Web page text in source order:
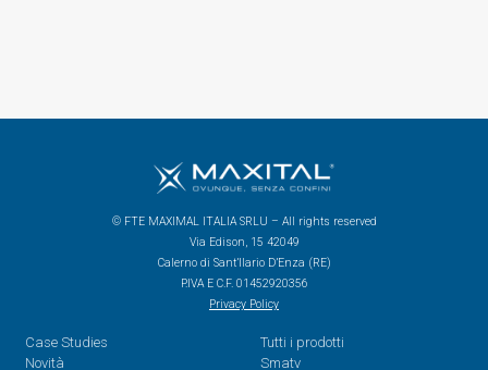
© FTE MAXIMAL ITALIA SRLU – All rights reserved
Via Edison, 15 42049
Calerno di Sant’Ilario D’Enza (RE)
P.IVA E C.F. 01452920356
Privacy Policy
Case Studies
Novità
Tutti i prodotti
Smatv